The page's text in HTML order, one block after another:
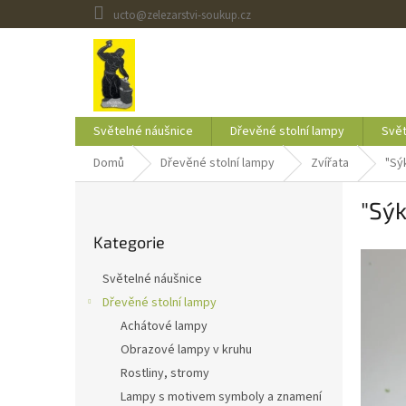
na
ucto@zelezarstvi-soukup.cz
Světelné náušnice Dřevěné stolní lampy
Domů
Dřevěné stolní lampy Zvířata
kategorie
Kategorie
Světelné náušnice
Dřevěné stolní lampy
Achátové lampy
Obrazové lampy v kruhu
Rostliny, stromy
Lampy s motivem symboly a znamení